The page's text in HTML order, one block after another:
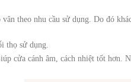
theo nhu cầu sử dụng. Do đó
thọ sử dụng.
cửa cánh âm, cách nhiệt tốt